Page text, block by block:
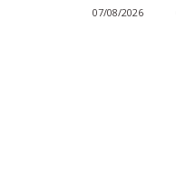
07/08/2026